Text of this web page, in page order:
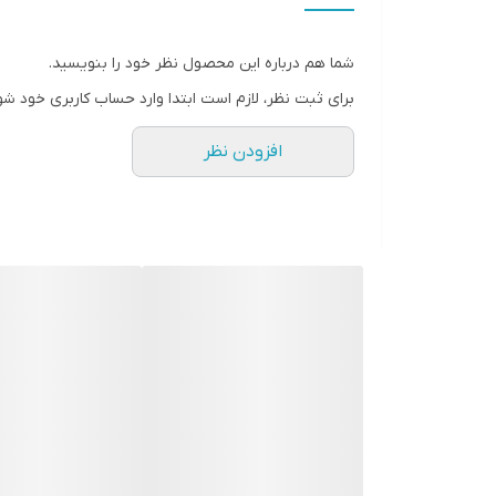
گارانتی معتبر و تضمین سلامت فیزیکی محصول
بهترین تعادل بین ظرفیت، قیمت و قابلیت حمل
عملکرد پایدار و ایمن برای انواع گوشی‌ها و تبلت‌ها
کیفیت ساخت بالا و دوام طولانی مدت
شما هم درباره این محصول نظر خود را بنویسید.
برای ثبت نظر، لازم است ابتدا وارد حساب کاربری خود
افزودن نظر